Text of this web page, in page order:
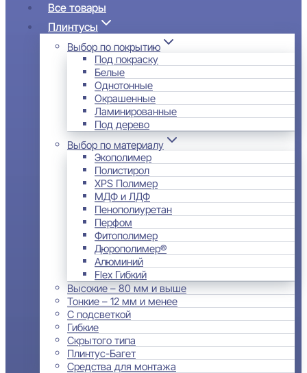
Все товары
Плинтусы
Выбор по покрытию
Под покраску
Белые
Однотонные
Окрашенные
Ламинированные
Под дерево
Выбор по материалу
Экополимер
Полистирол
XPS Полимер
МДФ и ЛДФ
Пенополиуретан
Перфом
Фитополимер
Дюрополимер®
Алюминий
Flex Гибкий
Высокие – 80 мм и выше
Тонкие – 12 мм и менее
С подсветкой
Гибкие
Скрытого типа
Плинтус-Багет
Средства для монтажа